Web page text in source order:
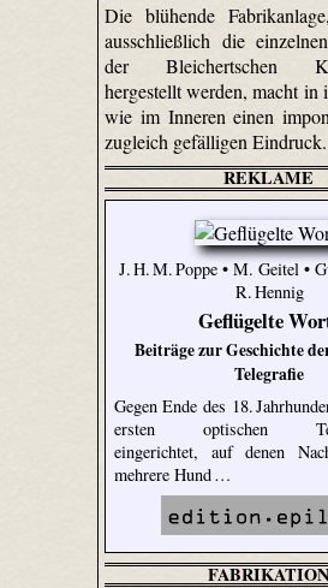
Die blühende
ausschließlich die
der Bleichert­schen
hergestellt werden, macht in
wie im Inneren einen
zugleich gefälligen Eindruck.
REKLAME
J. H. M. Poppe • M. Geitel •
R. Hennig
Geflügelte
Beiträge zur Geschichte
Telegrafie
Gegen Ende des 18.
ersten optischen
eingerichtet, auf denen
mehrere Hund …
FABRIKATION